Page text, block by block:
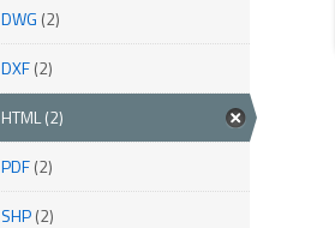
DWG (2)
DXF(2)
HTML(2)
PDF(2)
SHP(2)